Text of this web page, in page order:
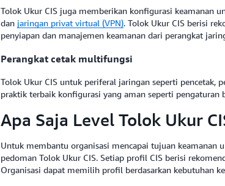
Tolok Ukur CIS juga memberikan konfigurasi keamanan
dan jaringan privat virtual (VPN). Tolok Ukur CIS berisi
penyiapan dan manajemen keamanan dari perangkat
Perangkat cetak multifungsi
Tolok Ukur CIS untuk periferal jaringan seperti
praktik terbaik konfigurasi yang aman seperti pengaturan
Apa Saja Level Tolok Ukur
Untuk membantu organisasi mencapai tujuan keamanan
pedoman Tolok Ukur CIS. Setiap profil CIS berisi
Organisasi dapat memilih profil berdasarkan kebutuhan